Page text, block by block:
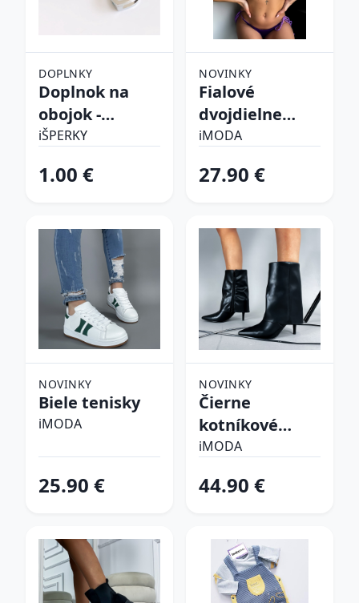
DOPLNKY
Doplnok na
obojok -
Srdiečko
iŠPERKY
1.00 €
NOVINKY
Fialové
dvojdielne
plavky
iMODA
27.90 €
NOVINKY
Biele tenisky
iMODA
25.90 €
NOVINKY
Čierne
kotníkové
čižmy
iMODA
44.90 €